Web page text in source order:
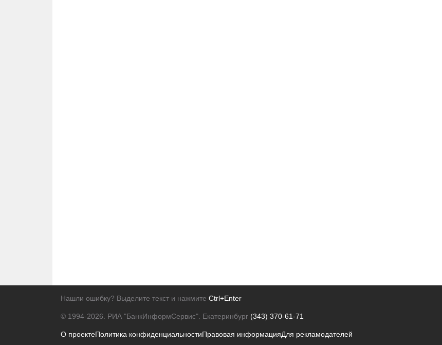
Нашли ошибку? Выделите текст и нажмите Ctrl+Enter
© 1994-2026. РИА "БанкИнформСервис". Екатеринбург (343) 370-61-71
О проектеПолитика конфиденциальностиПравовая информацияДля рекламодателей